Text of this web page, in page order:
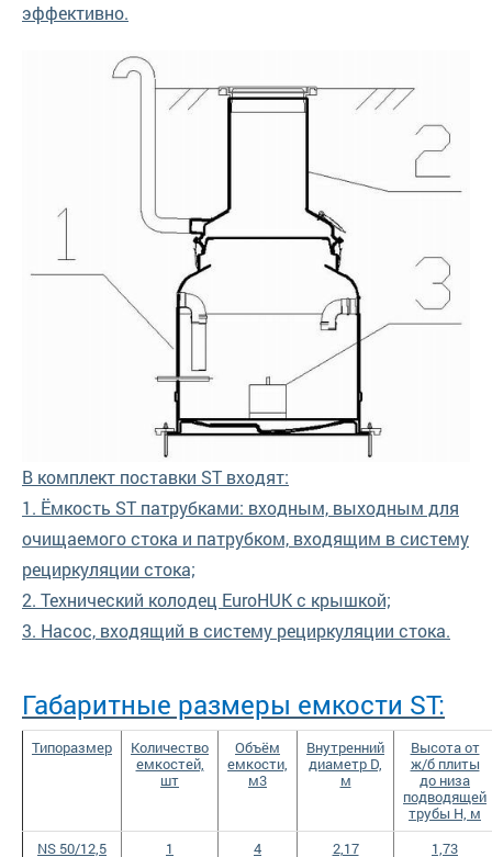
эффективно.
В комплект поставки ST входят:
1. Ёмкость ST патрубками: входным, выходным для
очищаемого стока и патрубком, входящим в систему
рециркуляции стока;
2. Технический колодец EuroHUK с крышкой;
3. Насос, входящий в систему рециркуляции стока.
Габаритные размеры емкости ST:
Типоразмер
Количество
емкостей,
шт
Объём
емкости,
м3
Внутренний
диаметр D,
м
Высота от
ж/б плиты
до низа
подводящей
трубы Н, м
NS 50/12,5
1 4 2,17 1,73